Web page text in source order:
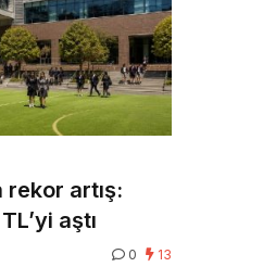
artış:
aştı
0 13